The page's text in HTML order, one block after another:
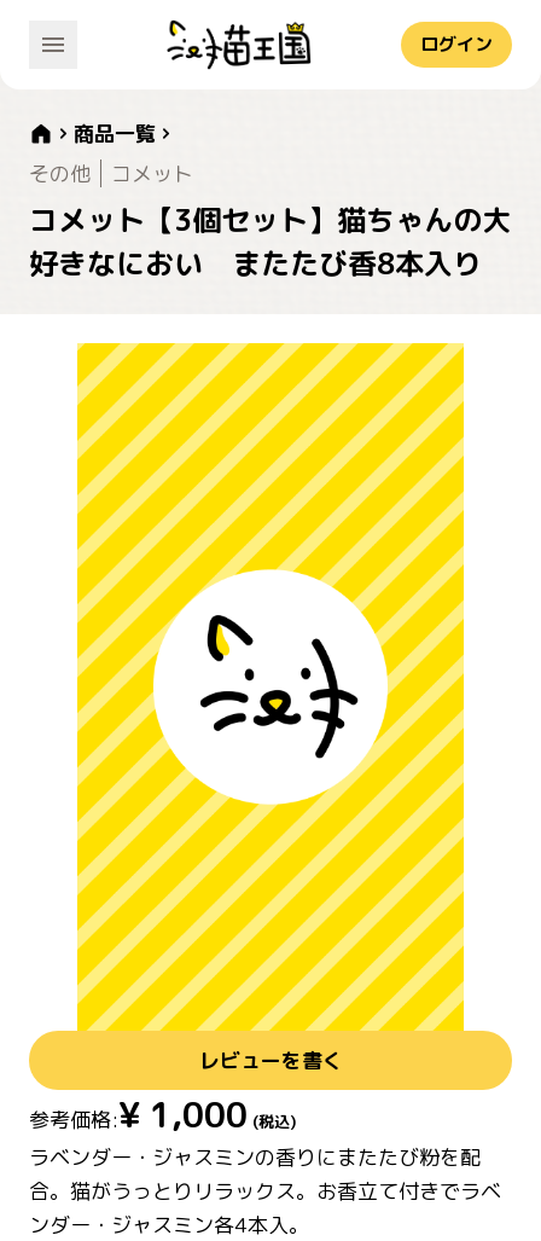
ログイン
商品一覧
その他
コメット
コメット【3個セット】猫ちゃんの大
好きなにおい またたび香8本入り
レビューを書く
参考価格:¥ 1,000 (税込)
ラベンダー・ジャスミンの香りにまたたび粉を配
合。猫がうっとりリラックス。お香立て付きでラベ
ンダー・ジャスミン各4本入。